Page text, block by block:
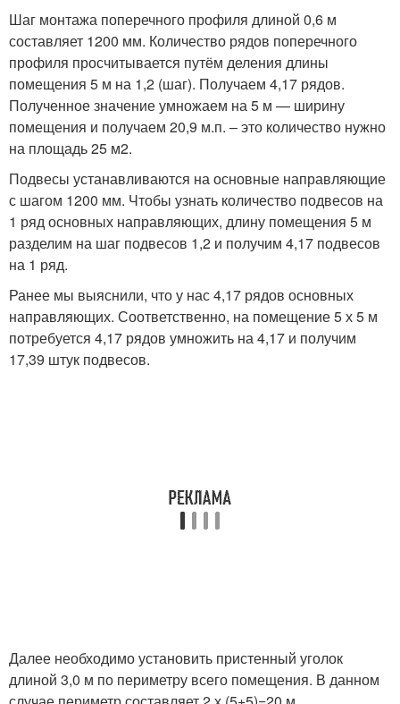
Шаг монтажа поперечного профиля длиной 0,6 м
составляет 1200 мм. Количество рядов поперечного
профиля просчитывается путём деления длины
помещения 5 м на 1,2 (шаг). Получаем 4,17 рядов.
Полученное значение умножаем на 5 м — ширину
помещения и получаем 20,9 м.п. – это количество нужно
на площадь 25 м2.
Подвесы устанавливаются на основные направляющие
с шагом 1200 мм. Чтобы узнать количество подвесов на
1 ряд основных направляющих, длину помещения 5 м
разделим на шаг подвесов 1,2 и получим 4,17 подвесов
на 1 ряд.
Ранее мы выяснили, что у нас 4,17 рядов основных
направляющих. Соответственно, на помещение 5 х 5 м
потребуется 4,17 рядов умножить на 4,17 и получим
17,39 штук подвесов.
Далее необходимо установить пристенный уголок
длиной 3,0 м по периметру всего помещения. В данном